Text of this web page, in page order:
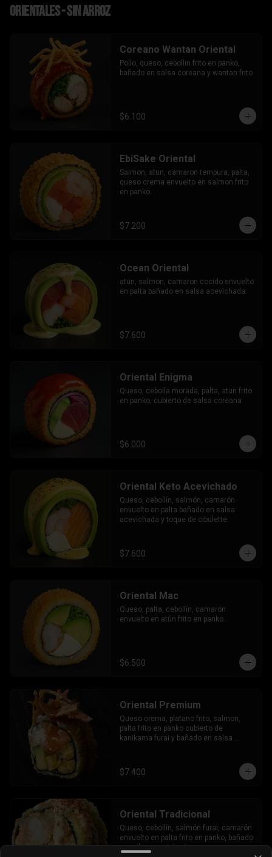
Orientales - sin arroz
Coreano Wantan Oriental
Pollo, queso, cebollin frito en panko,
bañado en salsa coreana y wantan frito
$6.100
EbiSake Oriental
Salmon, atun, camaron tempura, palta,
queso crema envuelto en salmon frito
en panko.
$7.200
Ocean Oriental
atun, salmon, camaron cocido envuelto
en palta bañado en salsa acevichada.
$7.600
Oriental Enigma
Queso, cebolla morada, palta, atun frito
en panko, cubierto de salsa coreana
$6.000
Oriental Keto Acevichado
Queso, cebollín, salmón, camarón
envuelto en palta bañado en salsa
acevichada y toque de cibulette.
$7.600
Oriental Mac
Queso, palta, cebollín, camarón
envuelto en atún frito en panko.
$6.500
Oriental Premium
Queso crema, platano frito, salmon,
palta frito en panko cubierto de
kanikama furai y bañado en salsa
$7.400
Oriental Tradicional
Queso, cebollín, salmón furai, camarón
envuelto en palta frito en panko, bañado
en salsa acevichada.